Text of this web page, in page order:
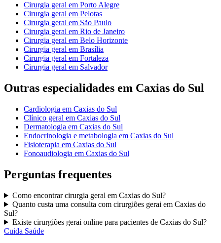
Cirurgia geral em Porto Alegre
Cirurgia geral em Pelotas
Cirurgia geral em São Paulo
Cirurgia geral em Rio de Janeiro
Cirurgia geral em Belo Horizonte
Cirurgia geral em Brasília
Cirurgia geral em Fortaleza
Cirurgia geral em Salvador
Outras especialidades em Caxias do Sul
Cardiologia em Caxias do Sul
Clínico geral em Caxias do Sul
Dermatologia em Caxias do Sul
Endocrinologia e metabologia em Caxias do Sul
Fisioterapia em Caxias do Sul
Fonoaudiologia em Caxias do Sul
Perguntas frequentes
Como encontrarcirurgia geral em Caxias do Sul?
Quanto custa uma consulta com cirurgiões gerai em Caxias do
Sul?
Existe cirurgiões gerai online para pacientes de Caxias do Sul?
Cuida Saúde